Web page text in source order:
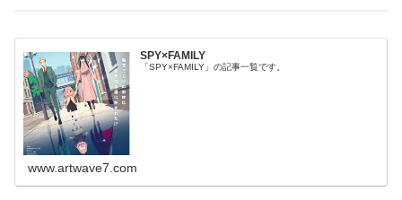
SPY×FAMILY
「SPY×FAMILY」の記事一覧です。
www.artwave7.com